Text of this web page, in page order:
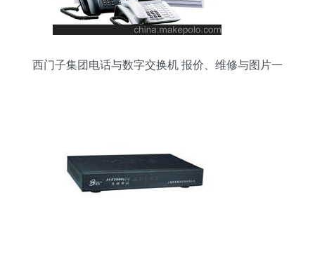
西门子集团电话与数字交换机 报价、维修与图片一